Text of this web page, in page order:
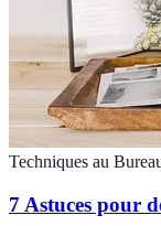
Techniques au
7 Astuces pour